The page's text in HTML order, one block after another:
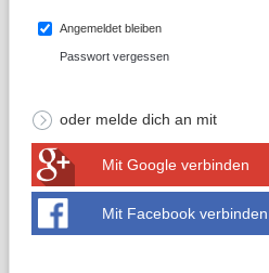
Angemeldet bleiben
Passwort vergessen
oder melde dich an mit
Mit Google verbinden
Mit Facebook verbinden